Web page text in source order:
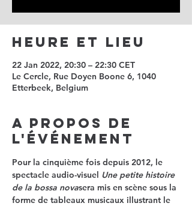
Heure et Lieu
22 Jan 2022, 20:30 – 22:30 CET
Le Cercle, Rue Doyen Boone 6, 1040
Etterbeek, Belgium
A propos de
l'événement
Pour la cinquième fois depuis 2012, le
spectacle audio-visuel Une petite histoire
de la bossa novasera mis en scène sous la
forme de tableaux musicaux illustrant le